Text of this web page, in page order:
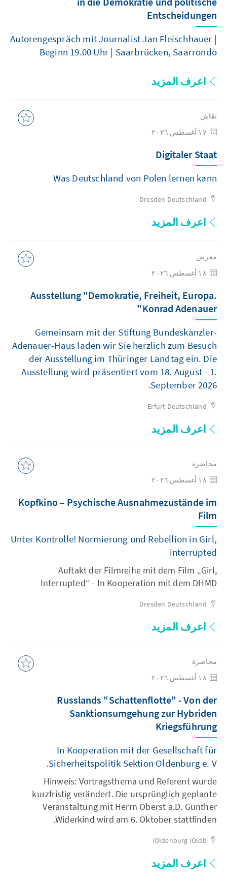
Entscheidungen
Autorengespräch mit Journalist Jan Fleischhauer |
Beginn 19.00 Uhr | Saarbrücken, Saarrondo
اعرف المزيد
نقاش
Digitaler Staat
Was Deutschland von Polen lernen kann
Dresden Deutschland
اعرف المزيد
معرض
Ausstellung "Demokratie, Freiheit, Europa.
Konrad Adenauer"
Gemeinsam mit der Stiftung Bundeskanzler-
Adenauer-Haus laden wir Sie herzlich zum Besuch
der Ausstellung im Thüringer Landtag ein. Die
Ausstellung wird präsentiert vom 18. August - 1.
September 2026.
Erfurt Deutschland
اعرف المزيد
محاضرة
Kopfkino – Psychische Ausnahmezustände im
Film
Unter Kontrolle! Normierung und Rebellion in Girl,
interrupted
Auftakt der Filmreihe mit dem Film „Girl,
Interrupted“ - In Kooperation mit dem DHMD
Dresden Deutschland
اعرف المزيد
محاضرة
Russlands "Schattenflotte" - Von der
Sanktionsumgehung zur Hybriden
Kriegsführung
In Kooperation mit der Gesellschaft für
Sicherheitspolitik Sektion Oldenburg e. V.
Hinweis: Vortragsthema und Referent wurde
kurzfristig verändert. Die ursprünglich geplante
Veranstaltung mit Herrn Oberst a.D. Gunther
Widerkind wird am 6. Oktober stattfinden.
Oldenburg (Oldb)
اعرف المزيد